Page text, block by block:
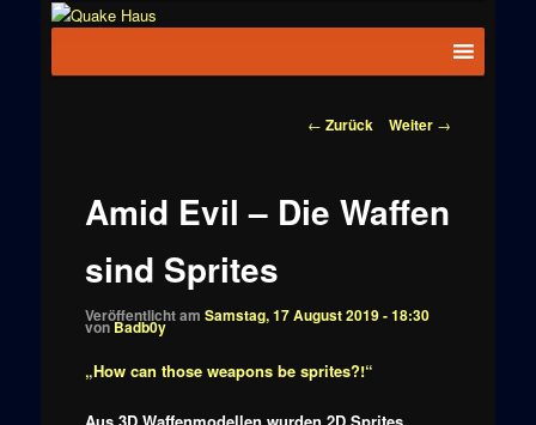
News zu
Beitragsnavigation
← Zurück Weiter →
Amid Evil – Die Waffen
sind Sprites
Veröffentlicht am Samstag, 17 August 2019 - 18:30
vonBadb0y
„How can those weapons be sprites?!“